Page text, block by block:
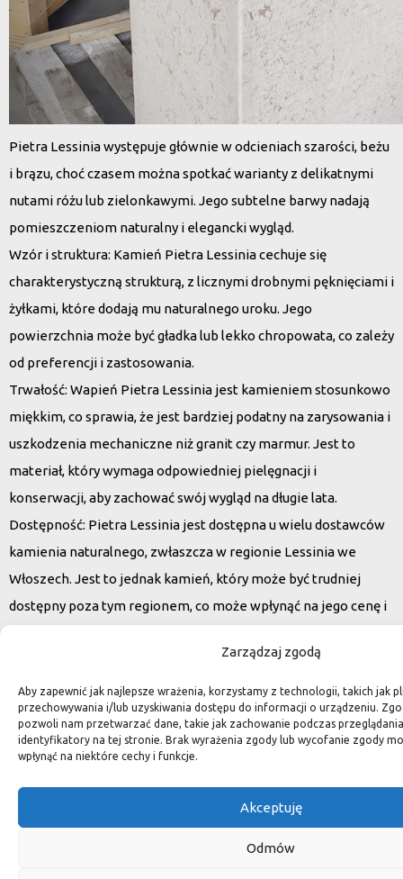
Zarządzaj zgodą
Aby zapewnić jak najlepsze wrażenia, korzystamy z technologii, takich jak
przechowywania i/lub uzyskiwania dostępu do informacji o urządzeniu.
pozwoli nam przetwarzać dane, takie jak zachowanie podczas
identyfikatory na tej stronie. Brak wyrażenia zgody lub wycofanie zgody
wpłynąć na niektóre cechy i funkcje.
Akceptuję
Odmów
Pietra Lessinia występuje głównie w odcieniach szarości, beżu
i brązu, choć czasem można spotkać warianty z delikatnymi
nutami różu lub zielonkawymi. Jego subtelne barwy nadają
pomieszczeniom naturalny i elegancki wygląd.
Wzór i struktura: Kamień Pietra Lessinia cechuje się
charakterystyczną strukturą, z licznymi drobnymi pęknięciami i
żyłkami, które dodają mu naturalnego uroku. Jego
powierzchnia może być gładka lub lekko chropowata, co zależy
od preferencji i zastosowania.
Trwałość: Wapień Pietra Lessinia jest kamieniem stosunkowo
miękkim, co sprawia, że jest bardziej podatny na zarysowania i
uszkodzenia mechaniczne niż granit czy marmur. Jest to
materiał, który wymaga odpowiedniej pielęgnacji i
konserwacji, aby zachować swój wygląd na długie lata.
Dostępność: Pietra Lessinia jest dostępna u wielu dostawców
kamienia naturalnego, zwłaszcza w regionie Lessinia we
Włoszech. Jest to jednak kamień, który może być trudniej
dostępny poza tym regionem, co może wpłynąć na jego cenę i
Donica Fiume Alto – niezwykle elegancka dekoracja wejścia
do domu, lub tarasu.
Zamówienie
Aby złożyć zamówienie skontaktuj się z naszym doradcą
klienta: